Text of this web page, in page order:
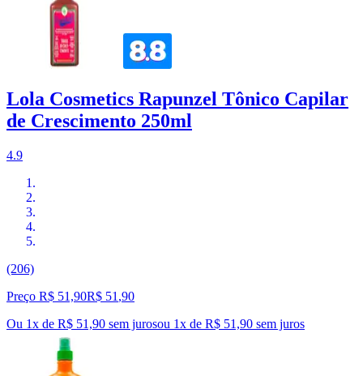
Lola Cosmetics Rapunzel Tônico Capilar
de Crescimento 250ml
4.9
(206)
Preço R$ 51,90R$ 51 ,90
Ou 1x de R$ 51,90 sem jurosou 1x de R$ 51,90 sem juros